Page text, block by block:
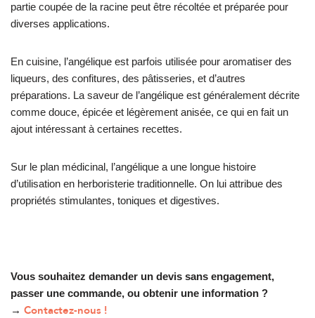
partie coupée de la racine peut être récoltée et préparée pour
diverses applications.
En cuisine, l’angélique est parfois utilisée pour aromatiser des
liqueurs, des confitures, des pâtisseries, et d’autres
préparations. La saveur de l’angélique est généralement décrite
comme douce, épicée et légèrement anisée, ce qui en fait un
ajout intéressant à certaines recettes.
Sur le plan médicinal, l’angélique a une longue histoire
d’utilisation en herboristerie traditionnelle. On lui attribue des
propriétés stimulantes, toniques et digestives.
Vous souhaitez demander un devis sans engagement,
passer une commande, ou obtenir une information ?
→ Contactez-nous !